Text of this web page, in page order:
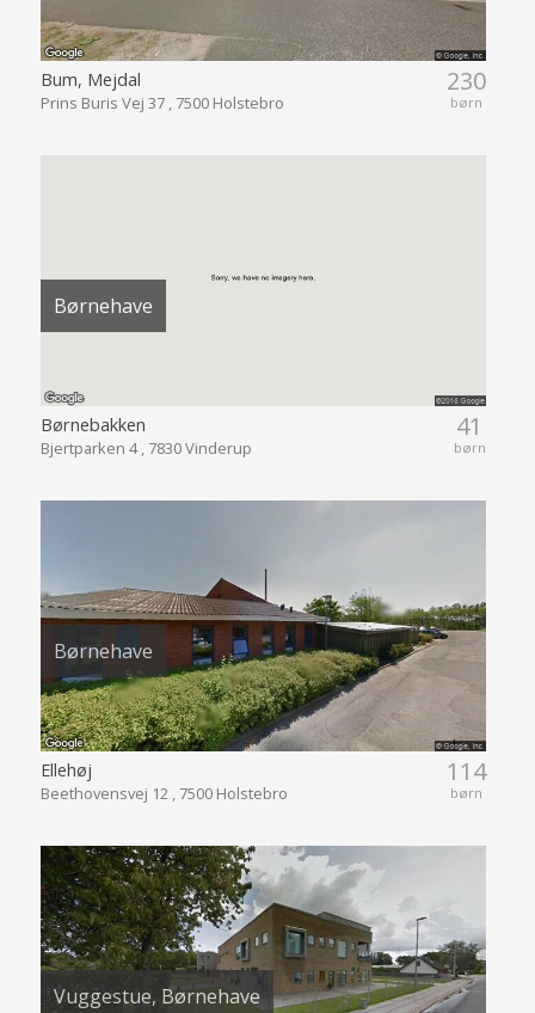
230
børn
Bum, Mejdal
Prins Buris Vej 37 , 7500 Holstebro
Børnehave
41
børn
Børnebakken
Bjertparken 4 , 7830 Vinderup
Børnehave
114
børn
Ellehøj
Beethovensvej 12 , 7500 Holstebro
Vuggestue, Børnehave